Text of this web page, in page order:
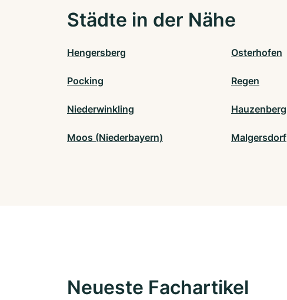
Städte in der Nähe
Hengersberg Osterhofen
Pocking Regen
Niederwinkling Hauzenberg
Moos (Niederbayern) Malgersdorf
Neueste Fachartikel